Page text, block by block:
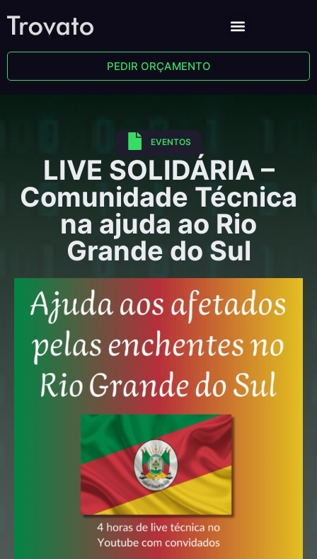
PEDIR ORÇAMENTO
EVENTOS
LIVE SOLIDÁRIA –
Comunidade Técnica
na ajuda ao Rio
Grande do Sul